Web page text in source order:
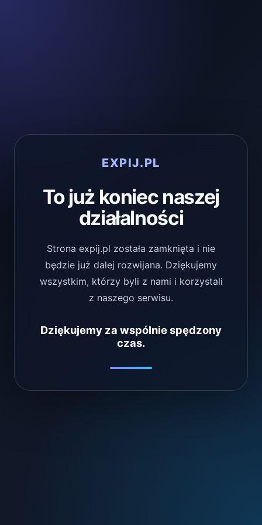
EXPIJ.PL
To już koniec naszej
działalności
Strona expij.pl została zamknięta i nie
będzie już dalej rozwijana. Dziękujemy
wszystkim, którzy byli z nami i korzystali
z naszego serwisu.
Dziękujemy za wspólnie spędzony
czas.